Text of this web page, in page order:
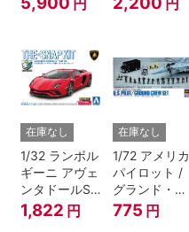
円 円
在庫なし
1/32 ランボル
ギーニ アヴェ
ンタドールS
パールレッド
1,822 円
在庫なし
1/72 アメリカ
パイロット /
グランド・ク
ルーセット
775 円